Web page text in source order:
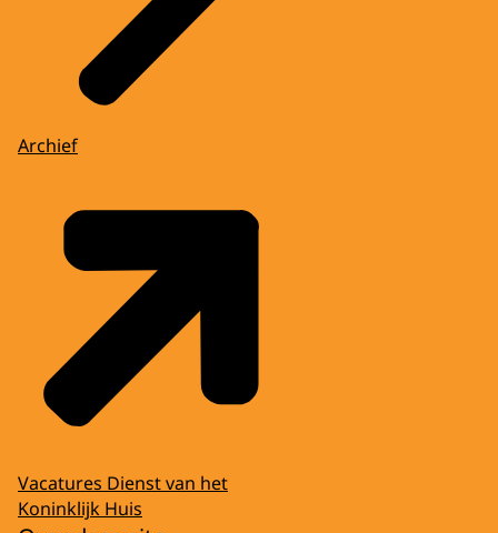
Archief
Vacatures Dienst van het
Koninklijk Huis